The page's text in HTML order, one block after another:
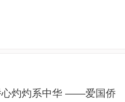
心灼灼系中华 ——爱国侨